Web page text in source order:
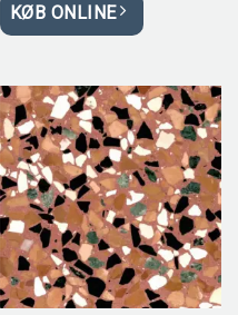
KØB ONLINE